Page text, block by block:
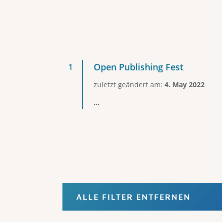
Open Publishing Fest
zuletzt geändert am: 4. May 2022
...
ALLE FILTER ENTFERNEN